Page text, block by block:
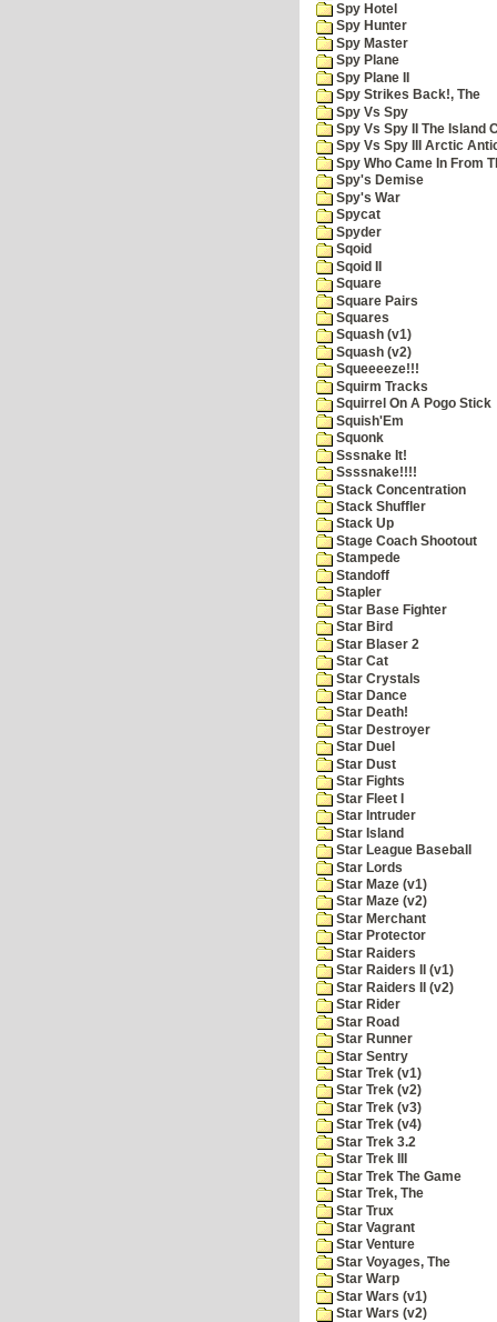
Spy Hotel
Spy Hunter
Spy Master
Spy Plane
Spy Plane II
Spy Strikes Back!, The
Spy Vs Spy
Spy Vs Spy II The Island
Spy Vs Spy III Arctic
Spy Who Came In From
Spy's Demise
Spy's War
Spycat
Spyder
Sqoid
Sqoid II
Square
Square Pairs
Squares
Squash (v1)
Squash (v2)
Squeeeeze!!!
Squirm Tracks
Squirrel On A Pogo Stick
Squish'Em
Squonk
Sssnake It!
Ssssnake!!!!
Stack Concentration
Stack Shuffler
Stack Up
Stage Coach Shootout
Stampede
Standoff
Stapler
Star Base Fighter
Star Bird
Star Blaser 2
Star Cat
Star Crystals
Star Dance
Star Death!
Star Destroyer
Star Duel
Star Dust
Star Fights
Star Fleet I
Star Intruder
Star Island
Star League Baseball
Star Lords
Star Maze (v1)
Star Maze (v2)
Star Merchant
Star Protector
Star Raiders
Star Raiders II (v1)
Star Raiders II (v2)
Star Rider
Star Road
Star Runner
Star Sentry
Star Trek (v1)
Star Trek (v2)
Star Trek (v3)
Star Trek (v4)
Star Trek 3.2
Star Trek III
Star Trek The Game
Star Trek, The
Star Trux
Star Vagrant
Star Venture
Star Voyages, The
Star Warp
Star Wars (v1)
Star Wars (v2)